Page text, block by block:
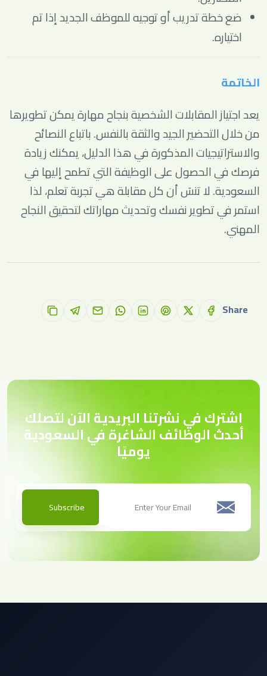
ضع خطة تدريب أو توجيه للموظف الجديد إذا تم
اختياره.
الخاتمة
يعد اجتياز المقابلات الشخصية بنجاح مهارة يمكن تطويرها
من خلال التحضير الجيد والثقة بالنفس. باتباع النصائح
والاستراتيجيات المذكورة في هذا الدليل، يمكنك زيادة
فرصك في الحصول على الوظيفة التي تطمح إليها في
السعودية. لا تنسَ أن كل مقابلة هي تجربة تعلم، لذا
استمر في تطوير نفسك وتحديث مهاراتك لتحقيق النجاح
المهني.
Share
اشترك في نشرتنا البريدية الآن لتصلك
أحدث الوظائف الشاغرة في السعودية
يوميًا
Subscribe